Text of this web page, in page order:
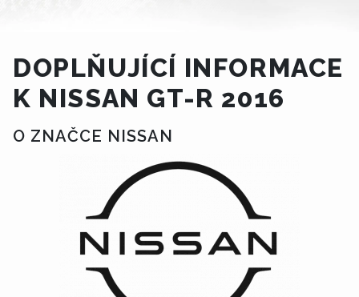
DOPLŇUJÍCÍ INFORMACE
K NISSAN GT-R 2016
O ZNAČCE NISSAN